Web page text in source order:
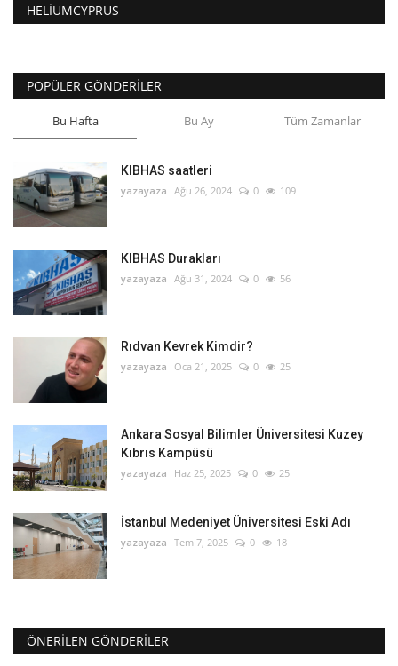
HELIUMCYPRUS
POPÜLER GÖNDERILER
Bu Hafta Bu Ay Tüm Zamanlar
KIBHAS saatleri
yazayaza Ağu 26, 2024 0 109
KIBHAS Durakları
yazayaza Ağu 31, 2024 0 56
Rıdvan Kevrek Kimdir?
yazayaza Oca 21, 2025 0 25
Ankara Sosyal Bilimler Üniversitesi Kuzey
Kıbrıs Kampüsü
yazayaza Haz 25, 2025 0 25
İstanbul Medeniyet Üniversitesi Eski Adı
yazayaza Tem 7, 2025 0 18
ÖNERILEN GÖNDERILER